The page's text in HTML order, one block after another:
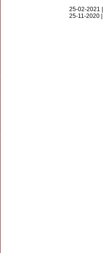
25-02-2021 |
25-11-2020 |